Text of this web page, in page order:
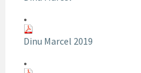
•
Dinu Marcel 2019
•